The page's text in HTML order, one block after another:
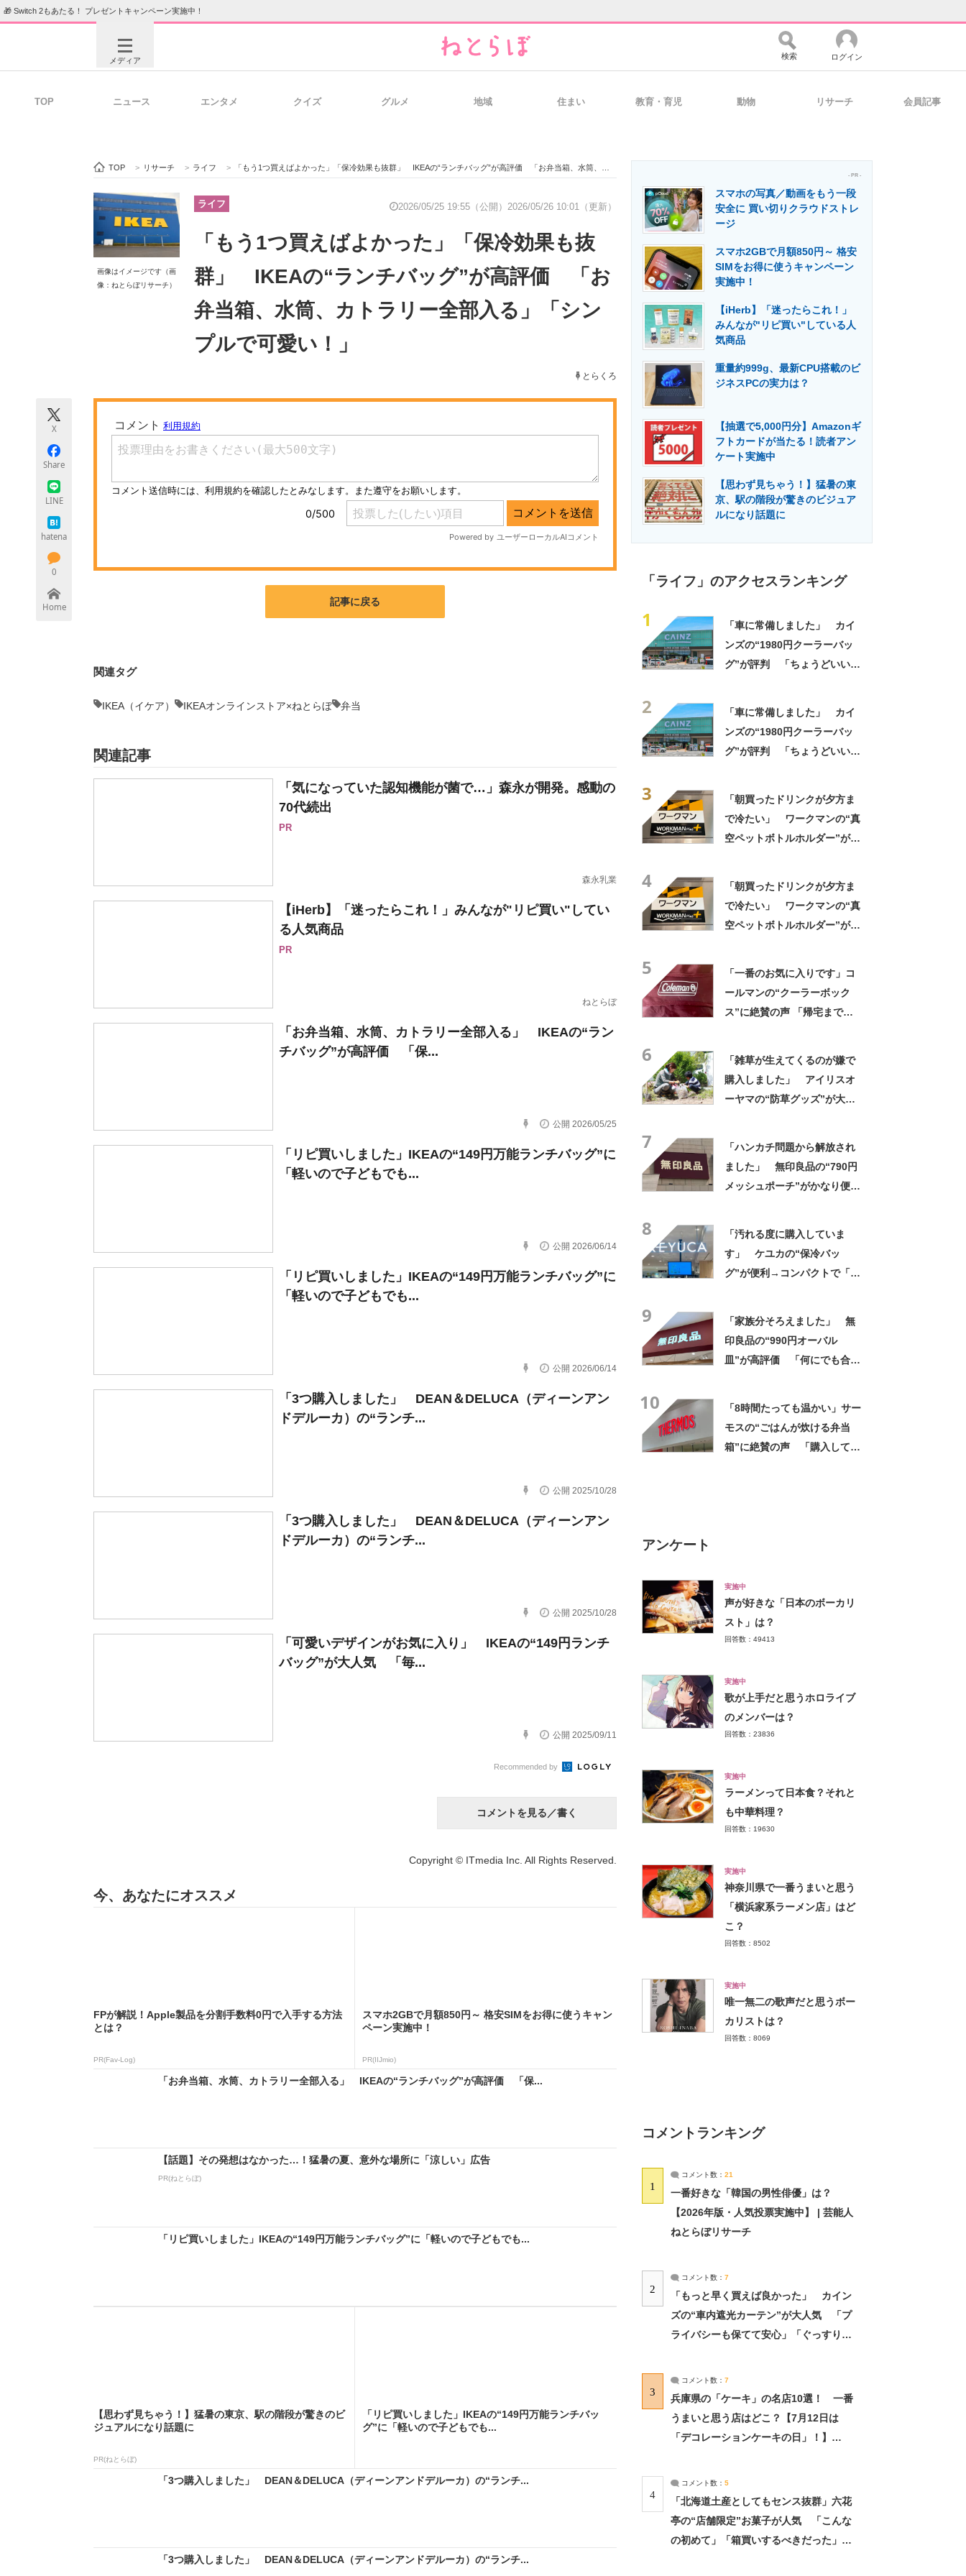
🎁 Switch 2もあたる！ プレゼントキャンペーン実施中！
メディア
ビジネスと働き方のヒント 経営リーダーのコミュニティ マーケ×ITの今がよく分かる
IT製品の技術・比較・事例 製造業のIT導入・活用を支援
モノづくり技術者専門サイト エレクトロニクス専門サイト エネルギーの専門メディア 建設×テクノロジーの最前線
ちょっと気になるネットの話題
検索 ログイン
TOP ニュース エンタメ クイズ グルメ 地域 住まい 教育・育児 動物 リサーチ 会員記事
TOP > リサーチ > ライフ > 「もう1つ買えばよかった」「保冷効果も抜群」 IKEAの“ランチバッグ”が高評価 「お弁当箱、水筒、カトラリー全部入る」「シンプルで可愛い！」
画像はイメージです（画
像：ねとらぼリサーチ）
ライフ 2026/05/25 19:55（公開） 2026/05/26 10:01（更新）
「もう1つ買えばよかった」「保冷効果も抜
群」 IKEAの“ランチバッグ”が高評価 「お
弁当箱、水筒、カトラリー全部入る」「シン
プルで可愛い！」
とらくろ
X
Share
LINE
hatena
0
Home 記事に戻る
関連タグ
IKEA（イケア） IKEAオンラインストア×ねとらぼ 弁当
関連記事
「気になっていた認知機能が菌で…」森永が開発。感動の
70代続出
PR
森永乳業
【iHerb】「迷ったらこれ！」みんなが"リピ買い"してい
る人気商品
PR
ねとらぼ
「お弁当箱、水筒、カトラリー全部入る」 IKEAの“ラン
チバッグ”が高評価 「保...
公開 2026/05/25
「リピ買いしました」IKEAの“149円万能ランチバッグ”に
「軽いので子どもでも...
公開 2026/06/14
「リピ買いしました」IKEAの“149円万能ランチバッグ”に
「軽いので子どもでも...
公開 2026/06/14
「3つ購入しました」 DEAN＆DELUCA（ディーンアン
ドデルーカ）の“ランチ...
公開 2025/10/28
「3つ購入しました」 DEAN＆DELUCA（ディーンアン
ドデルーカ）の“ランチ...
公開 2025/10/28
「可愛いデザインがお気に入り」 IKEAの“149円ランチ
バッグ”が大人気 「毎...
公開 2025/09/11
Recommended by
コメントを見る／書く
Copyright © ITmedia Inc. All Rights Reserved.
今、あなたにオススメ
FPが解説！Apple製品を分割手数料0円で入手する方法
とは？
PR(Fav-Log)
スマホ2GBで月額850円～ 格安SIMをお得に使うキャン
ペーン実施中！
PR(IIJmio)
「お弁当箱、水筒、カトラリー全部入る」 IKEAの“ランチバッグ”が高評価 「保...
【話題】その発想はなかった…！猛暑の夏、意外な場所に「涼しい」広告
PR(ねとらぼ)
「リピ買いしました」IKEAの“149円万能ランチバッグ”に「軽いので子どもでも...
【思わず見ちゃう！】猛暑の東京、駅の階段が驚きのビ
ジュアルになり話題に
PR(ねとらぼ)
「リピ買いしました」IKEAの“149円万能ランチバッ
グ”に「軽いので子どもでも...
「3つ購入しました」 DEAN＆DELUCA（ディーンアンドデルーカ）の“ランチ...
「3つ購入しました」 DEAN＆DELUCA（ディーンアンドデルーカ）の“ランチ...
- PR -
スマホの写真／動画をもう一段
安全に 買い切りクラウドストレ
ージ
スマホ2GBで月額850円～ 格安
SIMをお得に使うキャンペーン
実施中！
【iHerb】「迷ったらこれ！」
みんなが"リピ買い"している人
気商品
重量約999g、最新CPU搭載のビ
ジネスPCの実力は？
【抽選で5,000円分】Amazonギ
フトカードが当たる！読者アン
ケート実施中
【思わず見ちゃう！】猛暑の東
京、駅の階段が驚きのビジュア
ルになり話題に
「ライフ」のアクセスランキング
1
「車に常備しました」 カイ
ンズの“1980円クーラーバッ
グ”が評判 「ちょうどいい大
2
「車に常備しました」 カイ
ンズの“1980円クーラーバッ
グ”が評判 「ちょうどいい大
3
「朝買ったドリンクが夕方ま
で冷たい」 ワークマンの“真
空ペットボトルホルダー”が大
4
「朝買ったドリンクが夕方ま
で冷たい」 ワークマンの“真
空ペットボトルホルダー”が大
5
「一番のお気に入りです」コ
ールマンの“クーラーボック
ス”に絶賛の声 「帰宅まで冷
6
「雑草が生えてくるのが嫌で
購入しました」 アイリスオ
ーヤマの“防草グッズ”が大人
7
「ハンカチ問題から解放され
ました」 無印良品の“790円
メッシュポーチ”がかなり便
8
「汚れる度に購入していま
す」 ケユカの“保冷バッ
グ”が便利→コンパクトで「ち
9
「家族分そろえました」 無
印良品の“990円オーバル
皿”が高評価 「何にでも合
10
「8時間たっても温かい」サー
モスの“ごはんが炊ける弁当
箱”に絶賛の声 「購入して大
アンケート
実施中
声が好きな「日本のボーカリ
スト」は？
回答数：49413
実施中
歌が上手だと思うホロライブ
のメンバーは？
回答数：23836
実施中
ラーメンって日本食？それと
も中華料理？
回答数：19630
実施中
神奈川県で一番うまいと思う
「横浜家系ラーメン店」はど
こ？
回答数：8502
実施中
唯一無二の歌声だと思うボー
カリストは？
回答数：8069
コメントランキング
1
コメント数： 21
一番好きな「韓国の男性俳優」は？
【2026年版・人気投票実施中】 | 芸能人
ねとらぼリサーチ
2
コメント数： 7
「もっと早く買えば良かった」 カイン
ズの“車内遮光カーテン”が大人気 「プ
ライバシーも保てて安心」「ぐっすり眠
3
コメント数： 7
兵庫県の「ケーキ」の名店10選！ 一番
うまいと思う店はどこ？【7月12日は
「デコレーションケーキの日」！】
4
コメント数： 5
「北海道土産としてもセンス抜群」六花
亭の“店舗限定”お菓子が人気 「こんな
の初めて」「箱買いするべきだった」